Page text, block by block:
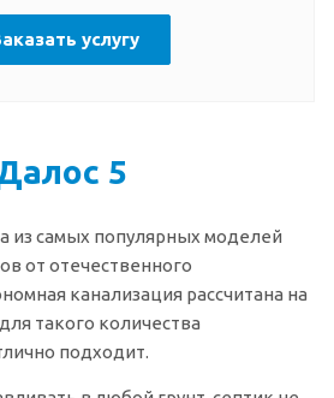
услугу
5
из самых популярных моделей
от отечественного
канализация рассчитана на
такого количества
подходит.